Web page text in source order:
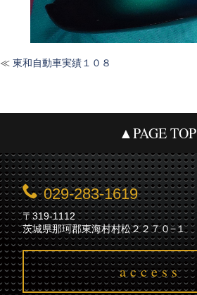
≪ 東和自動車実績１０８
▲PAGE TOP
029-283-1619
〒319-1112
茨城県那珂郡東海村村松２２７０−１
access